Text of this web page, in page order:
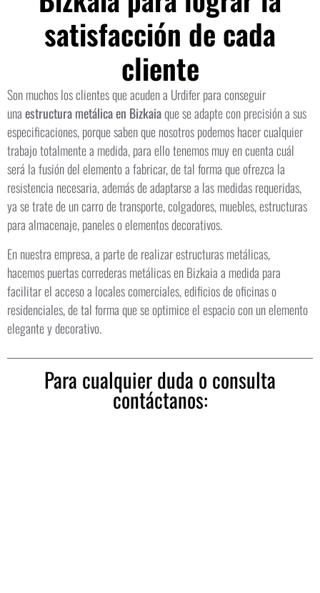
satisfacción de cada
cliente
Son muchos los clientes que acuden a Urdifer para conseguir
unaestructura metálica en Bizkaiaque se adapte con precisión a sus
especificaciones, porque saben que nosotros podemos hacer cualquier
trabajo totalmente a medida, para ello tenemos muy en cuenta cuál
será la fusión del elemento a fabricar, de tal forma que ofrezca la
resistencia necesaria, además de adaptarse a las medidas requeridas,
ya se trate de un carro de transporte, colgadores, muebles, estructuras
para almacenaje, paneles o elementos decorativos.
En nuestra empresa, a parte de realizar estructuras metálicas,
hacemospuertas correderas metálicas en Bizkaiaa medida para
facilitar el acceso a locales comerciales, edificios de oficinas o
residenciales, de tal forma que se optimice el espacio con un elemento
elegante y decorativo.
Para cualquier duda o consulta
contáctanos: